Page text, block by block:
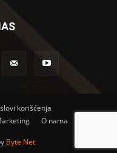
korišćenja
O nama
Byte Net